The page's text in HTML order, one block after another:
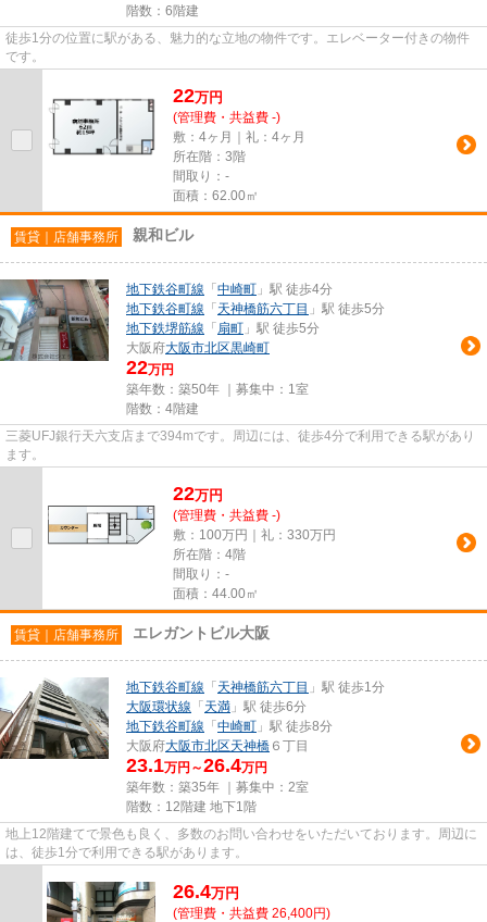
階数：6階建
徒歩1分の位置に駅がある、魅力的な立地の物件です。エレベーター付きの物件
です。
22万円
(管理費・共益費 -)
敷：4ヶ月｜礼：4ヶ月
所在階：3階
間取り：-
面積：62.00㎡
賃貸｜店舗事務所 親和ビル
地下鉄谷町線 「 中崎町 」駅 徒歩4分
地下鉄谷町線 「 天神橋筋六丁目 」駅 徒歩5分
地下鉄堺筋線 「 扇町 」駅 徒歩5分
大阪府大阪市北区黒崎町
22万円
築年数：築50年 ｜募集中： 1室
階数：4階建
三菱UFJ銀行天六支店まで394mです。周辺には、徒歩4分で利用できる駅があり
ます。
22万円
(管理費・共益費 -)
敷：100万円｜礼：330万円
所在階：4階
間取り：-
面積：44.00㎡
賃貸｜店舗事務所 エレガントビル大阪
地下鉄谷町線 「 天神橋筋六丁目 」駅 徒歩1分
大阪環状線 「 天満 」駅 徒歩6分
地下鉄谷町線 「 中崎町 」駅 徒歩8分
大阪府大阪市北区天神橋 ６丁目
23.1万円～26.4万円
築年数：築35年 ｜募集中： 2室
階数：12階建 地下1階
地上12階建てで景色も良く、多数のお問い合わせをいただいております。周辺に
は、徒歩1分で利用できる駅があります。
26.4万円
(管理費・共益費 26,400円)